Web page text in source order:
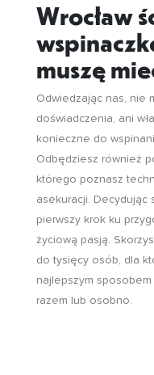
Wrocław
muszę
Odwiedzając nas, nie
doświadczenia, ani
konieczne do
Odbędziesz również
którego poznasz
asekuracji. Decydując
pierwszy krok ku
życiową pasją.
do tysięcy osób, dla
najlepszym
razem lub osobno.